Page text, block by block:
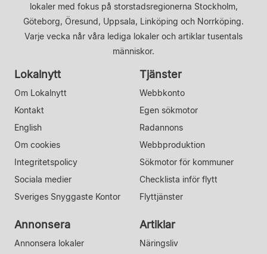
lokaler med fokus på storstadsregionerna Stockholm,
Göteborg, Öresund, Uppsala, Linköping och Norrköping.
Varje vecka når våra lediga lokaler och artiklar tusentals
människor.
Lokalnytt
Om Lokalnytt
Kontakt
English
Om cookies
Integritetspolicy
Sociala medier
Sveriges Snyggaste Kontor
Tjänster
Webbkonto
Egen sökmotor
Radannons
Webbproduktion
Sökmotor för kommuner
Checklista inför flytt
Flyttjänster
Annonsera
Annonsera lokaler
Artiklar
Näringsliv